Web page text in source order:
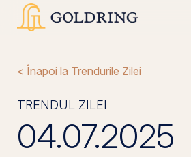
< Înapoi la Trendurile Zilei
TRENDUL ZILEI
04.07.2025